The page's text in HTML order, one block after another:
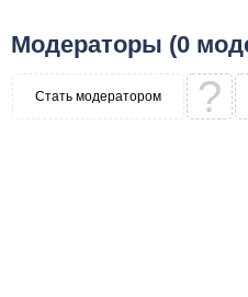
Модераторы (0
Стать модератором ?